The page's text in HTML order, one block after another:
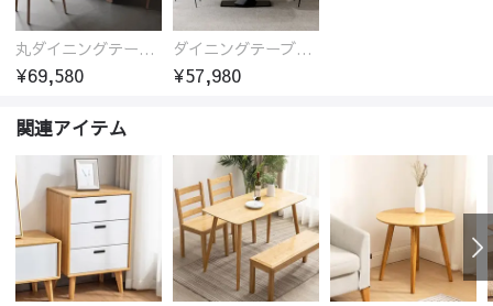
丸ダイニングテーブル セラミック天板 耐熱 キズに強い 丸型 北欧 無垢材 円卓 円型
¥69,580
ダイニングテーブル おしゃれ セラミック天板 大理石柄 食卓 4人用 4人 6人 140cm 160cm 180cm 耐久性 耐熱 食事テーブル
¥57,980
関連アイテム